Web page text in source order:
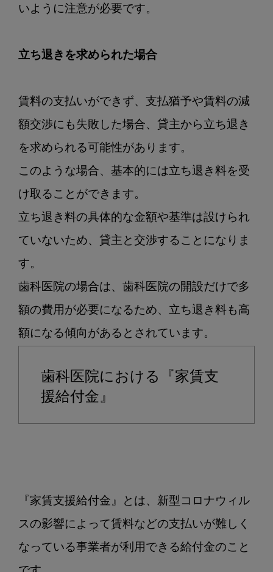
いように注意が必要です。
立ち退きを求められた場合
賃料の支払いができず、支払猶予や賃料の減
額交渉にも失敗した場合、貸主から立ち退き
を求められる可能性があります。
このような場合、基本的には立ち退き料を受
け取ることができます。
立ち退き料の具体的な金額や基準は設けられ
ていないため、貸主と交渉することになりま
す。
歯科医院の場合は、歯科医院の開設だけで多
額の費用が必要になるため、立ち退き料も高
歯科医院における『家賃支
援給付金』
『家賃支援給付金』とは、新型コロナウィル
スの影響によって賃料などの支払いが難しく
なっている事業者が利用できる給付金のこと